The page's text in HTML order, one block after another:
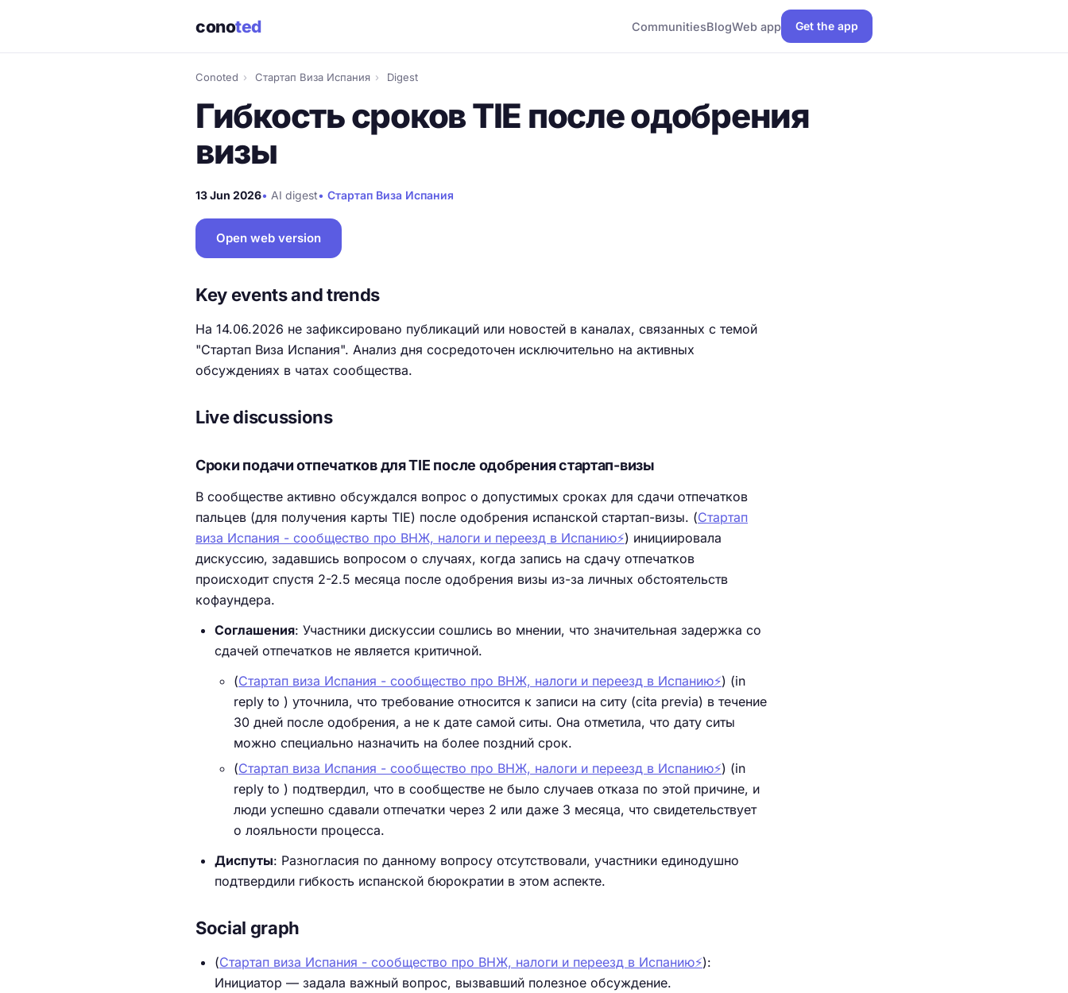
conoted CommunitiesBlogWeb app Get the app
Conoted › Стартап Виза Испания › Digest
Гибкость сроков TIE после одобрения
визы
13 Jun 2026• AI digest• Стартап Виза Испания
Open web version
Key events and trends
На 14.06.2026 не зафиксировано публикаций или новостей в каналах, связанных с темой
"Стартап Виза Испания". Анализ дня сосредоточен исключительно на активных
обсуждениях в чатах сообщества.
Live discussions
Сроки подачи отпечатков для TIE после одобрения стартап-визы
В сообществе активно обсуждался вопрос о допустимых сроках для сдачи отпечатков
пальцев (для получения карты TIE) после одобрения испанской стартап-визы. (Стартап
виза Испания - сообщество про ВНЖ, налоги и переезд в Испанию⚡️) инициировала
дискуссию, задавшись вопросом о случаях, когда запись на сдачу отпечатков
происходит спустя 2-2.5 месяца после одобрения визы из-за личных обстоятельств
кофаундера.
Соглашения: Участники дискуссии сошлись во мнении, что значительная задержка со
сдачей отпечатков не является критичной.
(Стартап виза Испания - сообщество про ВНЖ, налоги и переезд в Испанию⚡️) (in
reply to ) уточнила, что требование относится к записи на ситу (cita previa) в течение
30 дней после одобрения, а не к дате самой ситы. Она отметила, что дату ситы
можно специально назначить на более поздний срок.
(Стартап виза Испания - сообщество про ВНЖ, налоги и переезд в Испанию⚡️) (in
reply to ) подтвердил, что в сообществе не было случаев отказа по этой причине, и
люди успешно сдавали отпечатки через 2 или даже 3 месяца, что свидетельствует
о лояльности процесса.
Диспуты: Разногласия по данному вопросу отсутствовали, участники единодушно
подтвердили гибкость испанской бюрократии в этом аспекте.
Social graph
(Стартап виза Испания - сообщество про ВНЖ, налоги и переезд в Испанию⚡️):
Инициатор — задала важный вопрос, вызвавший полезное обсуждение.